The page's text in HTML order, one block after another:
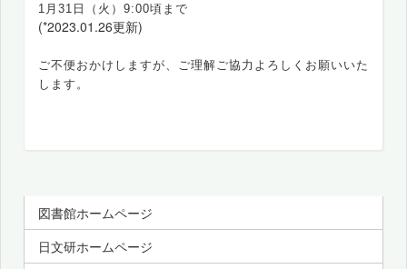
1月31日（火）9:00頃まで
(*2023.01.26更新)
ご不便おかけしますが、ご理解ご協力よろしくお願いいた
します。
図書館ホームページ
日文研ホームページ